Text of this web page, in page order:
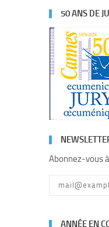
50 ANS DE
Abonnez-vous
ANNÉE EN